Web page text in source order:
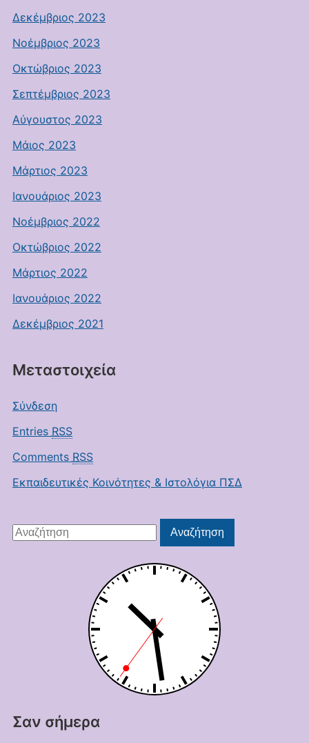
Δεκέμβριος 2023
Νοέμβριος 2023
Οκτώβριος 2023
Σεπτέμβριος 2023
Αύγουστος 2023
Μάιος 2023
Μάρτιος 2023
Ιανουάριος 2023
Νοέμβριος 2022
Οκτώβριος 2022
Μάρτιος 2022
Ιανουάριος 2022
Δεκέμβριος 2021
Μεταστοιχεία
Σύνδεση
Entries RSS
Comments RSS
Εκπαιδευτικές Κοινότητες & Ιστολόγια ΠΣΔ
Αναζήτηση
για:
Αναζήτηση
Σαν σήμερα